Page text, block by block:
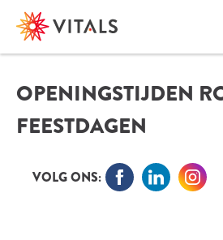
HEB JE VRAGEN?
We staan elke dag voor je klaar!
helpen, neem dan contact met
ons op:
OPENINGSTIJDEN
FEESTDAGEN
VOLG ONS: